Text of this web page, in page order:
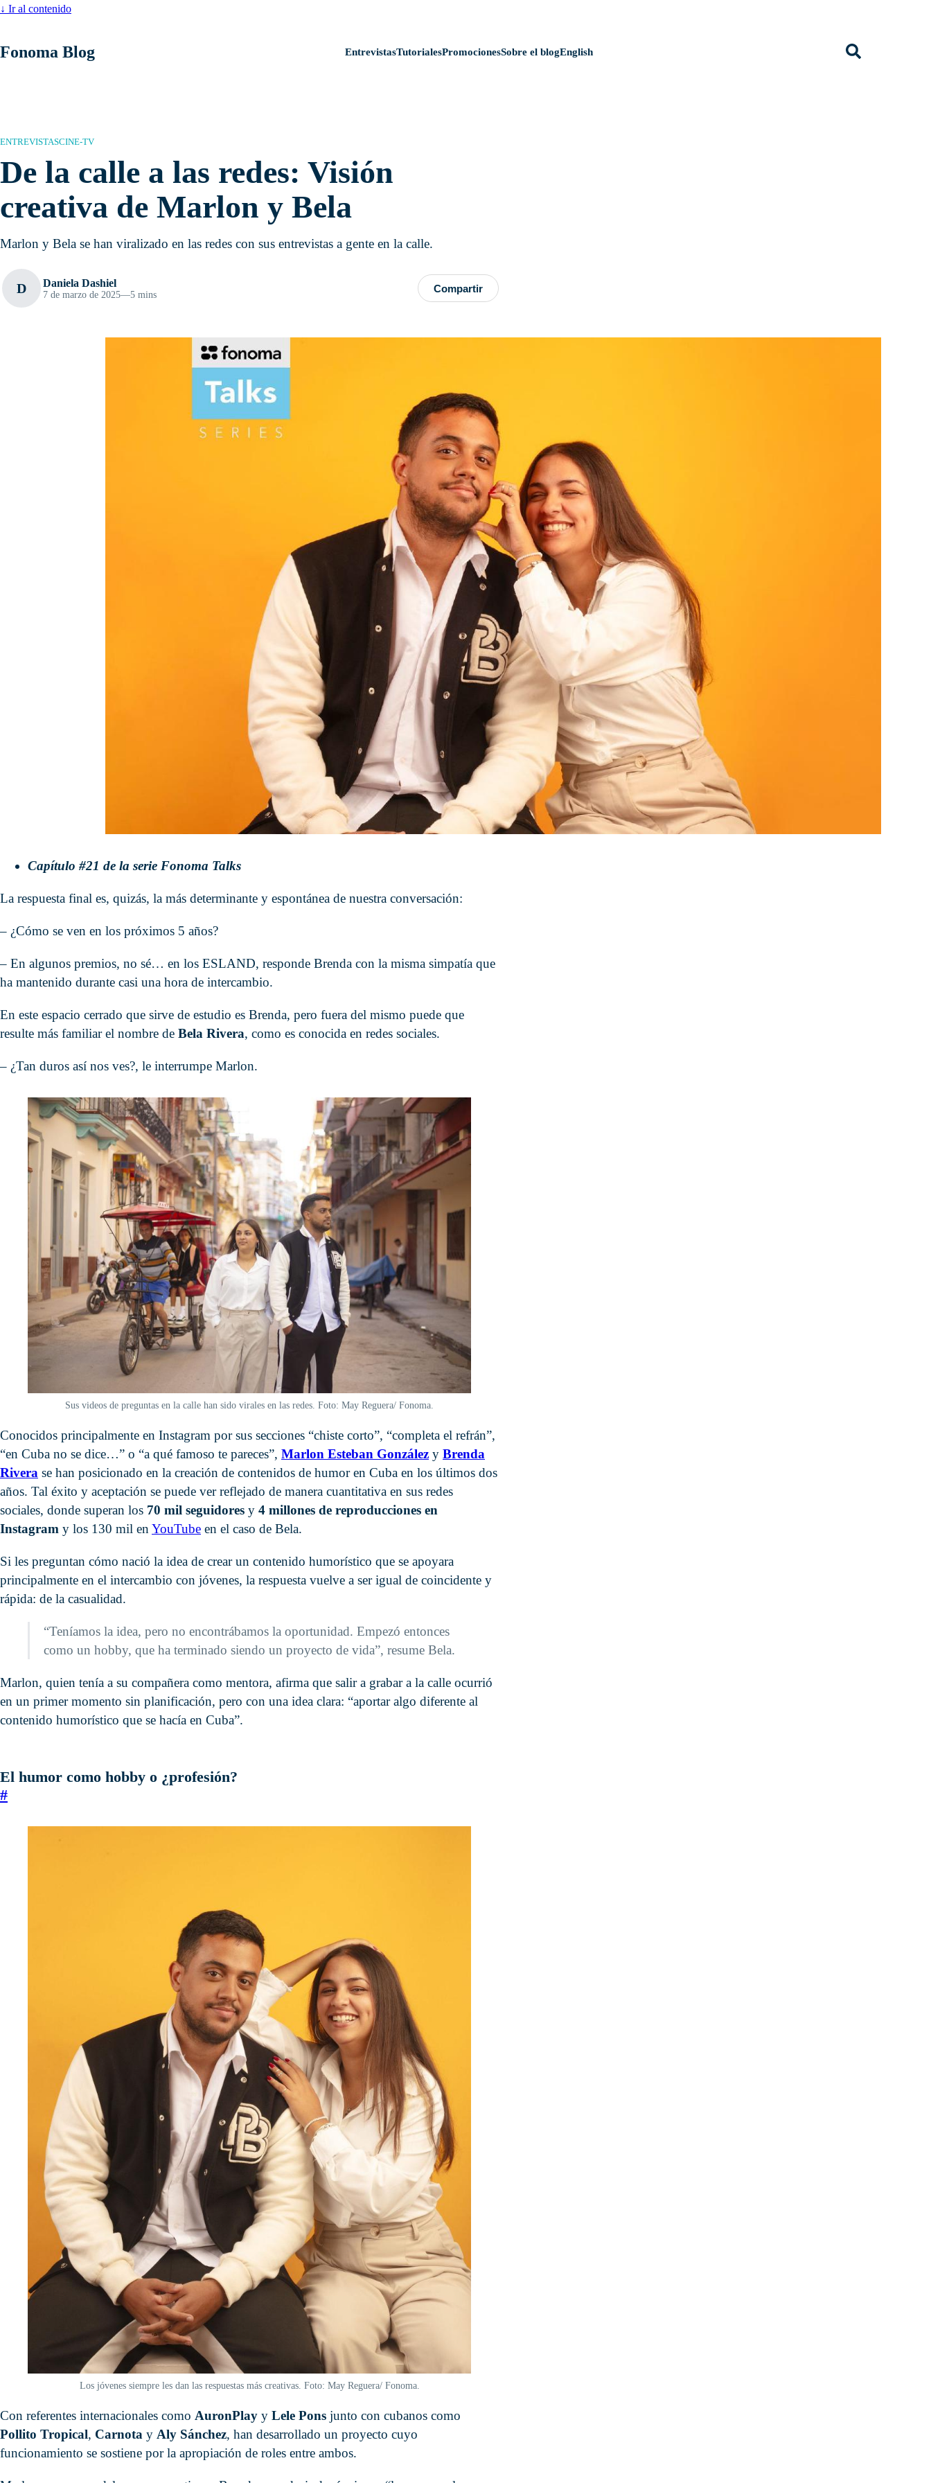
↓ Ir al contenido
Fonoma Blog EntrevistasTutorialesPromocionesSobre el blogEnglish
ENTREVISTASCINE-TV
De la calle a las redes: Visión
creativa de Marlon y Bela
Marlon y Bela se han viralizado en las redes con sus entrevistas a gente en la calle.
D Daniela Dashiel
7 de marzo de 2025—5 mins
Compartir
Capítulo #21 de la serie Fonoma Talks
La respuesta final es, quizás, la más determinante y espontánea de nuestra conversación:
– ¿Cómo se ven en los próximos 5 años?
– En algunos premios, no sé… en los ESLAND, responde Brenda con la misma simpatía que
ha mantenido durante casi una hora de intercambio.
En este espacio cerrado que sirve de estudio es Brenda, pero fuera del mismo puede que
resulte más familiar el nombre de Bela Rivera, como es conocida en redes sociales.
– ¿Tan duros así nos ves?, le interrumpe Marlon.
Sus videos de preguntas en la calle han sido virales en las redes. Foto: May Reguera/ Fonoma.
Conocidos principalmente en Instagram por sus secciones “chiste corto”, “completa el refrán”,
“en Cuba no se dice…” o “a qué famoso te pareces”, Marlon Esteban González y Brenda
Rivera se han posicionado en la creación de contenidos de humor en Cuba en los últimos dos
años. Tal éxito y aceptación se puede ver reflejado de manera cuantitativa en sus redes
sociales, donde superan los 70 mil seguidores y 4 millones de reproducciones en
Instagram y los 130 mil en YouTube en el caso de Bela.
Si les preguntan cómo nació la idea de crear un contenido humorístico que se apoyara
principalmente en el intercambio con jóvenes, la respuesta vuelve a ser igual de coincidente y
rápida: de la casualidad.
“Teníamos la idea, pero no encontrábamos la oportunidad. Empezó entonces
como un hobby, que ha terminado siendo un proyecto de vida”, resume Bela.
Marlon, quien tenía a su compañera como mentora, afirma que salir a grabar a la calle ocurrió
en un primer momento sin planificación, pero con una idea clara: “aportar algo diferente al
contenido humorístico que se hacía en Cuba”.
El humor como hobby o ¿profesión?
#
Los jóvenes siempre les dan las respuestas más creativas. Foto: May Reguera/ Fonoma.
Con referentes internacionales como AuronPlay y Lele Pons junto con cubanos como
Pollito Tropical, Carnota y Aly Sánchez, han desarrollado un proyecto cuyo
funcionamiento se sostiene por la apropiación de roles entre ambos.